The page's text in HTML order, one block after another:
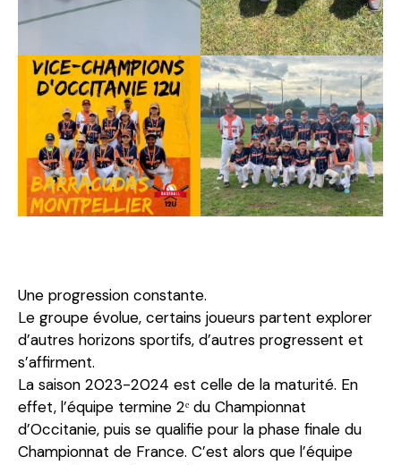
Une progression constante.
Le groupe évolue, certains joueurs partent explorer
d’autres horizons sportifs, d’autres progressent et
s’affirment.
La saison 2023-2024 est celle de la maturité. En
effet, l’équipe termine 2ᵉ du Championnat
d’Occitanie, puis se qualifie pour la phase finale du
Championnat de France. C’est alors que l’équipe